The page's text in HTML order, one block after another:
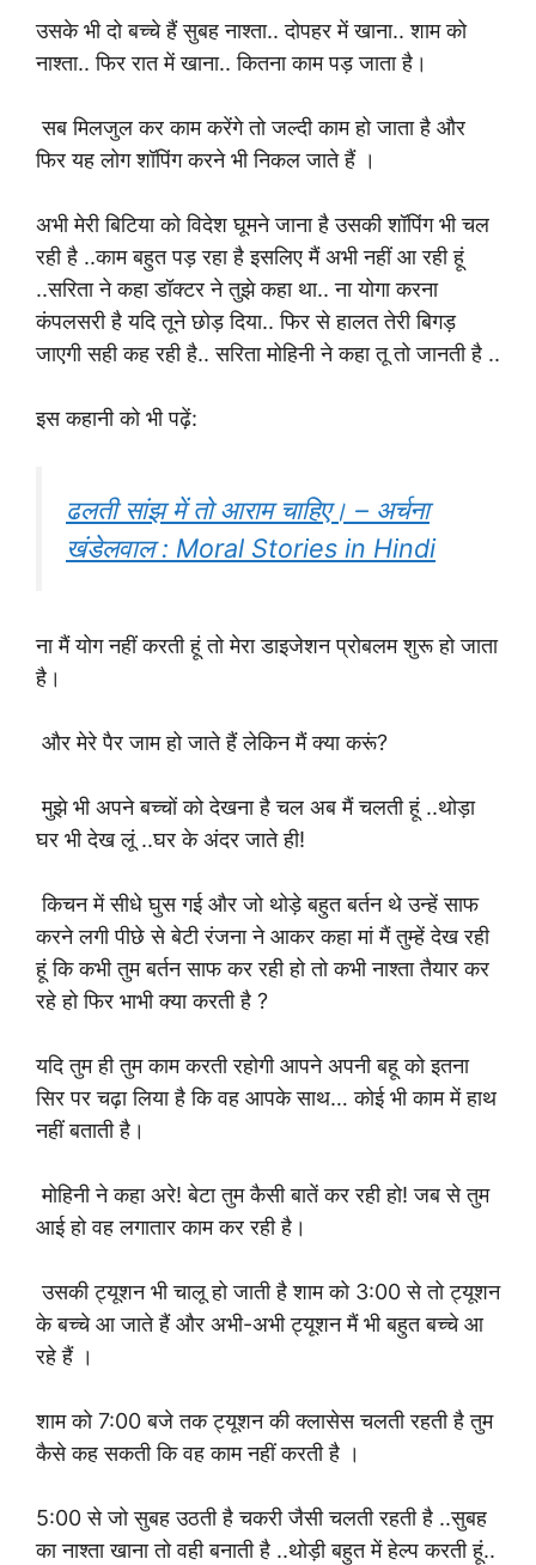
उसके भी दो बच्चे हैं सुबह नाश्ता.. दोपहर में खाना.. शाम को
नाश्ता.. फिर रात में खाना.. कितना काम पड़ जाता है।
सब मिलजुल कर काम करेंगे तो जल्दी काम हो जाता है और
फिर यह लोग शॉपिंग करने भी निकल जाते हैं ।
अभी मेरी बिटिया को विदेश घूमने जाना है उसकी शॉपिंग भी चल
रही है ..काम बहुत पड़ रहा है इसलिए मैं अभी नहीं आ रही हूं
..सरिता ने कहा डॉक्टर ने तुझे कहा था.. ना योगा करना
कंपलसरी है यदि तूने छोड़ दिया.. फिर से हालत तेरी बिगड़
जाएगी सही कह रही है.. सरिता मोहिनी ने कहा तू तो जानती है ..
इस कहानी को भी पढ़ें:
ढलती सांझ में तो आराम चाहिए। – अर्चना
खंडेलवाल : Moral Stories in Hindi
ना मैं योग नहीं करती हूं तो मेरा डाइजेशन प्रोबलम शुरू हो जाता
है।
और मेरे पैर जाम हो जाते हैं लेकिन मैं क्या करूं?
मुझे भी अपने बच्चों को देखना है चल अब मैं चलती हूं ..थोड़ा
घर भी देख लूं ..घर के अंदर जाते ही!
किचन में सीधे घुस गई और जो थोड़े बहुत बर्तन थे उन्हें साफ
करने लगी पीछे से बेटी रंजना ने आकर कहा मां मैं तुम्हें देख रही
हूं कि कभी तुम बर्तन साफ कर रही हो तो कभी नाश्ता तैयार कर
रहे हो फिर भाभी क्या करती है ?
यदि तुम ही तुम काम करती रहोगी आपने अपनी बहू को इतना
सिर पर चढ़ा लिया है कि वह आपके साथ… कोई भी काम में हाथ
नहीं बताती है।
मोहिनी ने कहा अरे! बेटा तुम कैसी बातें कर रही हो! जब से तुम
आई हो वह लगातार काम कर रही है।
उसकी ट्यूशन भी चालू हो जाती है शाम को 3:00 से तो ट्यूशन
के बच्चे आ जाते हैं और अभी-अभी ट्यूशन मैं भी बहुत बच्चे आ
रहे हैं ।
शाम को 7:00 बजे तक ट्यूशन की क्लासेस चलती रहती है तुम
कैसे कह सकती कि वह काम नहीं करती है ।
5:00 से जो सुबह उठती है चकरी जैसी चलती रहती है ..सुबह
का नाश्ता खाना तो वही बनाती है ..थोड़ी बहुत में हेल्प करती हूं..